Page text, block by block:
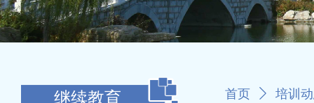
继续教育 首页 ꄲ 培训